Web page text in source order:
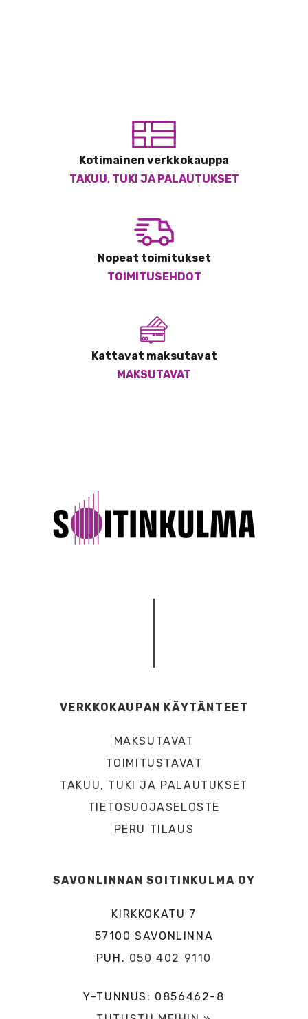
Kotimainen verkkokauppa
TAKUU, TUKI JA PALAUTUKSET
Nopeat toimitukset
TOIMITUSEHDOT
Kattavat maksutavat
MAKSUTAVAT
VERKKOKAUPAN KÄYTÄNTEET
MAKSUTAVAT
TOIMITUSTAVAT
TAKUU, TUKI JA PALAUTUKSET
TIETOSUOJASELOSTE
PERU TILAUS
SAVONLINNAN SOITINKULMA OY
KIRKKOKATU 7
57100 SAVONLINNA
PUH. 050 402 9110
Y-TUNNUS: 0856462-8